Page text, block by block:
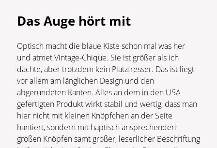
Das Auge hört mit
Optisch macht die blaue Kiste schon mal was her
und atmet Vintage-Chique. Sie ist größer als ich
dachte, aber trotzdem kein Platzfresser. Das ist liegt
vor allem am länglichen Design und den
abgerundeten Kanten. Alles an dem in den USA
gefertigten Produkt wirkt stabil und wertig, dass man
hier nicht mit kleinen Knöpfchen an der Seite
hantiert, sondern mit haptisch ansprechenden
großen Knöpfen samt großer, leserlicher Beschriftung